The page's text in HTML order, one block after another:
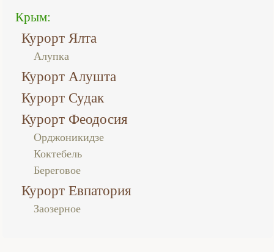
Крым:
Курорт Ялта
Алупка
Курорт Алушта
Курорт Судак
Курорт Феодосия
Орджоникидзе
Коктебель
Береговое
Курорт Евпатория
Заозерное